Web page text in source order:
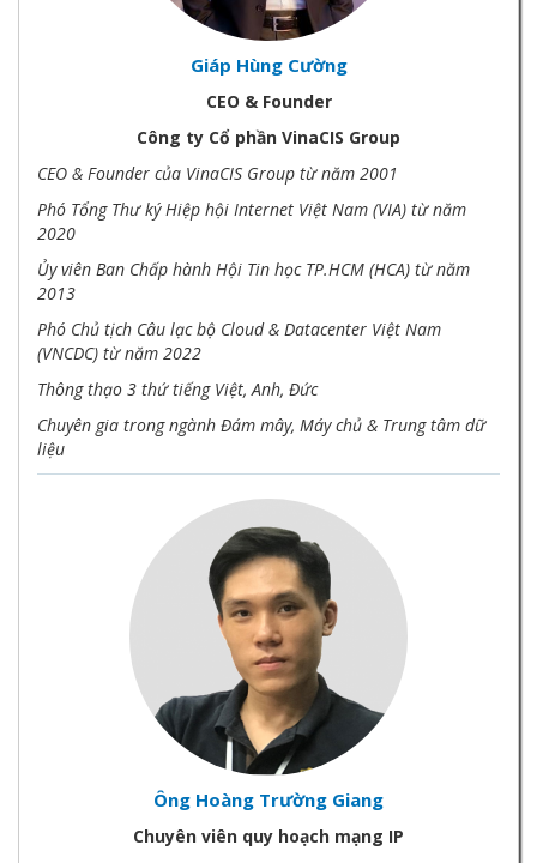
Giáp Hùng Cường
CEO & Founder
Công ty Cổ phần VinaCIS Group
CEO & Founder của VinaCIS Group từ năm 2001
Phó Tổng Thư ký Hiệp hội Internet Việt Nam (VIA) từ năm
2020
Ủy viên Ban Chấp hành Hội Tin học TP.HCM (HCA) từ năm
2013
Phó Chủ tịch Câu lạc bộ Cloud & Datacenter Việt Nam
(VNCDC) từ năm 2022
Thông thạo 3 thứ tiếng Việt, Anh, Đức
Chuyên gia trong ngành Đám mây, Máy chủ & Trung tâm dữ
liệu
Ông Hoàng Trường Giang
Chuyên viên quy hoạch mạng IP